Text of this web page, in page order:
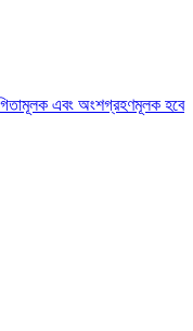
এবং অংশগ্রহণমূলক হবে